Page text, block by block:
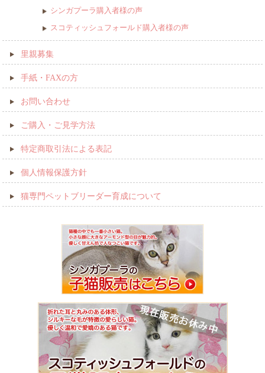
シンガプーラ購入者様の声
スコティッシュフォールド購入者様の声
里親募集
手紙・FAXの方
お問い合わせ
ご購入・ご見学方法
特定商取引法による表記
個人情報保護方針
猫専門ペットブリーダー育成について